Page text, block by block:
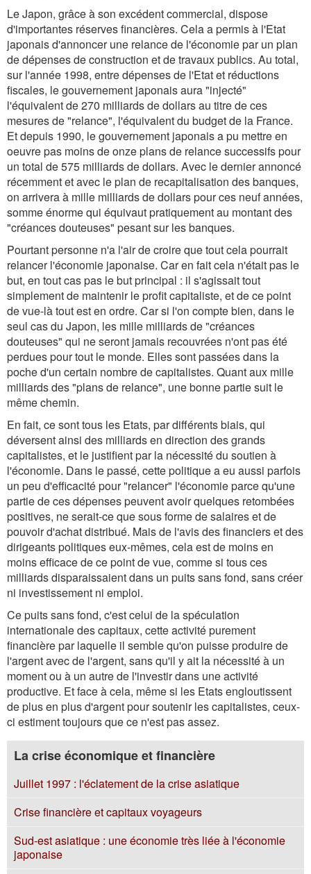
Le Japon, grâce à son excédent commercial, dispose
d'importantes réserves financières. Cela a permis à l'Etat
japonais d'annoncer une relance de l'économie par un plan
de dépenses de construction et de travaux publics. Au total,
sur l'année 1998, entre dépenses de l'Etat et réductions
fiscales, le gouvernement japonais aura "injecté"
l'équivalent de 270 milliards de dollars au titre de ces
mesures de "relance", l'équivalent du budget de la France.
Et depuis 1990, le gouvernement japonais a pu mettre en
oeuvre pas moins de onze plans de relance successifs pour
un total de 575 milliards de dollars. Avec le dernier annoncé
récemment et avec le plan de recapitalisation des banques,
on arrivera à mille milliards de dollars pour ces neuf années,
somme énorme qui équivaut pratiquement au montant des
"créances douteuses" pesant sur les banques.
Pourtant personne n'a l'air de croire que tout cela pourrait
relancer l'économie japonaise. Car en fait cela n'était pas le
but, en tout cas pas le but principal : il s'agissait tout
simplement de maintenir le profit capitaliste, et de ce point
de vue-là tout est en ordre. Car si l'on compte bien, dans le
seul cas du Japon, les mille milliards de "créances
douteuses" qui ne seront jamais recouvrées n'ont pas été
perdues pour tout le monde. Elles sont passées dans la
poche d'un certain nombre de capitalistes. Quant aux mille
milliards des "plans de relance", une bonne partie suit le
même chemin.
En fait, ce sont tous les Etats, par différents biais, qui
déversent ainsi des milliards en direction des grands
capitalistes, et le justifient par la nécessité du soutien à
l'économie. Dans le passé, cette politique a eu aussi parfois
un peu d'efficacité pour "relancer" l'économie parce qu'une
partie de ces dépenses peuvent avoir quelques retombées
positives, ne serait-ce que sous forme de salaires et de
pouvoir d'achat distribué. Mais de l'avis des financiers et des
dirigeants politiques eux-mêmes, cela est de moins en
moins efficace de ce point de vue, comme si tous ces
milliards disparaissaient dans un puits sans fond, sans créer
ni investissement ni emploi.
Ce puits sans fond, c'est celui de la spéculation
internationale des capitaux, cette activité purement
financière par laquelle il semble qu'on puisse produire de
l'argent avec de l'argent, sans qu'il y ait la nécessité à un
moment ou à un autre de l'investir dans une activité
productive. Et face à cela, même si les Etats engloutissent
de plus en plus d'argent pour soutenir les capitalistes, ceux-
ci estiment toujours que ce n'est pas assez.
La crise économique et financière
Juillet 1997 : l'éclatement de la crise asiatique
Crise financière et capitaux voyageurs
Sud-est asiatique : une économie très liée à l'économie
japonaise